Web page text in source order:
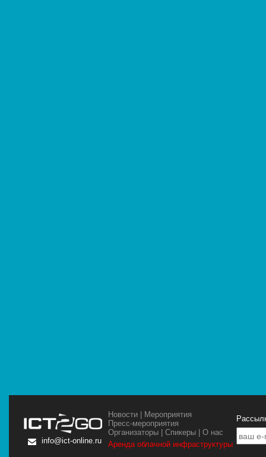
info@ict-online.ru
Новости
Мероприятия
Пресс-мероприятия
Организаторы |Спикеры |О нас
Аренда облачной инфраструктуры